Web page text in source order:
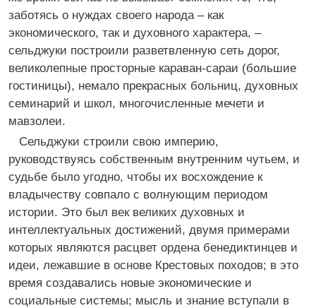
заботясь о нуждах своего народа – как
экономического, так и духовного характера, –
сельджуки построили разветвленную сеть дорог,
великолепные просторные караван-сараи (большие
гостиницы), немало прекрасных больниц, духовных
семинарий и школ, многочисленные мечети и
мавзолеи.
Сельджуки строили свою империю,
руководствуясь собственным внутренним чутьем, и
судьбе было угодно, чтобы их восхождение к
владычеству совпало с волнующим периодом
истории. Это был век великих духовных и
интеллектуальных достижений, двумя примерами
которых являются расцвет ордена бенедиктинцев и
идеи, лежавшие в основе Крестовых походов; в это
время создавались новые экономические и
социальные системы; мысль и знание вступали в